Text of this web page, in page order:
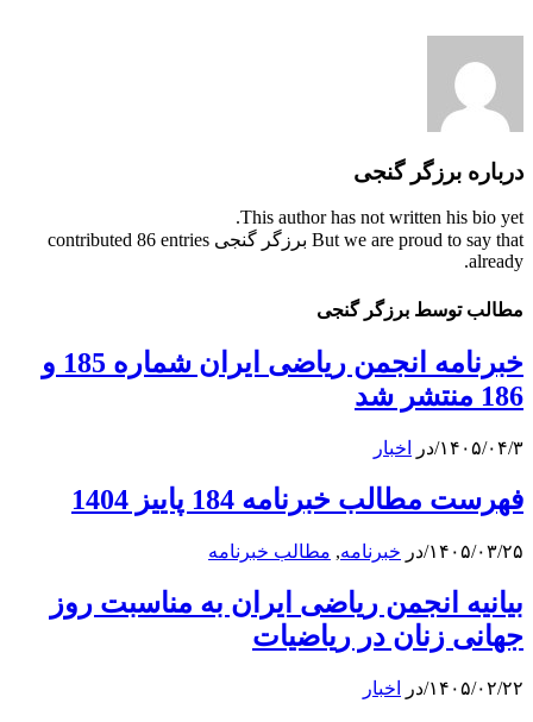
درباره برزگر گنجی
This author has not written his bio yet.
But we are proud to say that برزگر گنجی contributed 86 entries
already.
مطالب توسط برزگر گنجی
خبرنامه انجمن ریاضی ایران شماره 185 و
186 منتشر شد
۱۴۰۵/۰۴/۳/در اخبار
فهرست مطالب خبرنامه 184 پاییز 1404
۱۴۰۵/۰۳/۲۵/در خبرنامه, مطالب خبرنامه
بیانیه انجمن ریاضی ایران به مناسبت روز
جهانی زنان در ریاضیات
۱۴۰۵/۰۲/۲۲/در اخبار